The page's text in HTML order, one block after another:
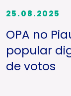
25.08.2025
OPA no
popular
de votos